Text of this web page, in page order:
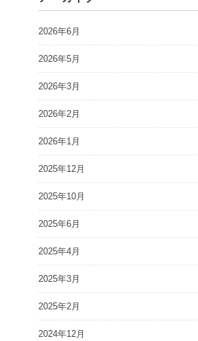
2026年6月
2026年5月
2026年3月
2026年2月
2026年1月
2025年12月
2025年10月
2025年6月
2025年4月
2025年3月
2025年2月
2024年12月